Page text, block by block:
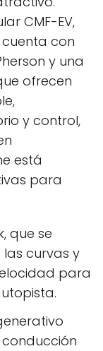
CMF-EV,
con
y una
ofrecen
y control,
está
para
que se
curvas y
para